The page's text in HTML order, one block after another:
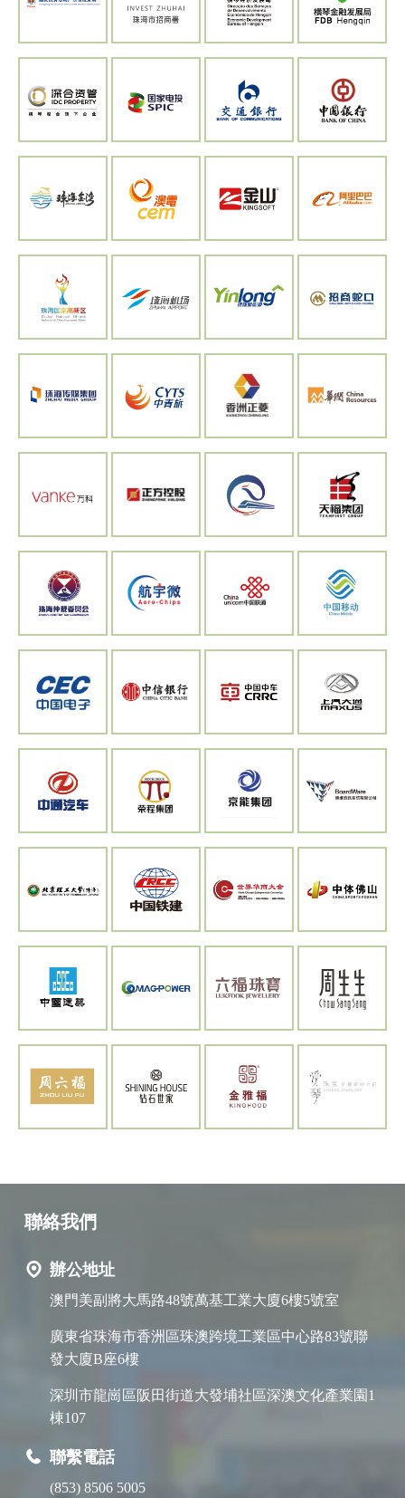
聯絡我們
辦公地址
澳門美副將大馬路48號萬基工業大廈6樓5號室
廣東省珠海市香洲區珠澳跨境工業區中心路83號聯
發大廈B座6樓
深圳市龍崗區阪田街道大發埔社區深澳文化產業園1
棟107
聯繫電話
(853) 8506 5005